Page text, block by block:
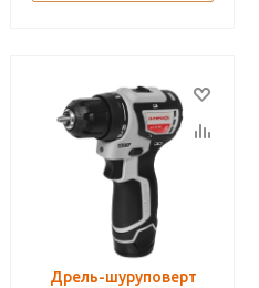
Дрель-шуруповерт